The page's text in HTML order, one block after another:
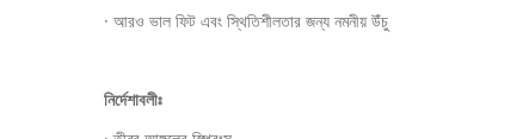
· আরও ভাল ফিট এবং স্থিতিশীলতার জন্য নমনীয় উঁচু
নির্দেশাবলীঃ